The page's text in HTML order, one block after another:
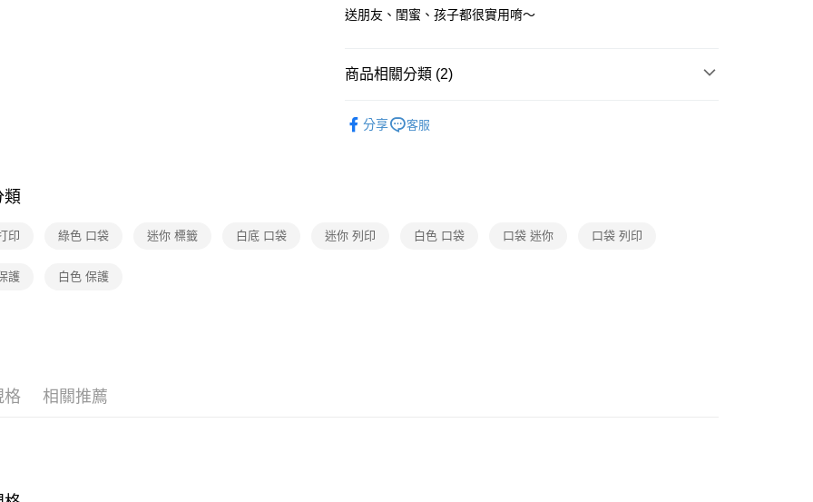
送朋友、閨蜜、孩子都很實用唷～
商品相關分類 (2)
分享 客服
類
印 綠色 口袋 迷你 標籤 白底 口袋 迷你 列印 白色 口袋 口袋 迷你 口袋 列印
護 白色 保護
格 相關推薦